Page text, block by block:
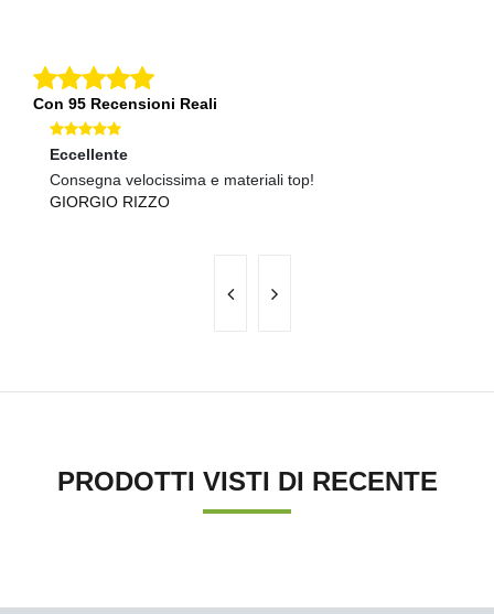
Con 95 Recensioni Reali
Eccellente
Consegna velocissima e materiali top!
GIORGIO RIZZO
PRODOTTI VISTI DI RECENTE